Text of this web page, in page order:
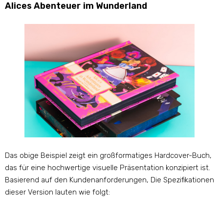
Alices Abenteuer im Wunderland
Das obige Beispiel zeigt ein großformatiges Hardcover-Buch,
das für eine hochwertige visuelle Präsentation konzipiert ist.
Basierend auf den Kundenanforderungen, Die Spezifikationen
dieser Version lauten wie folgt: